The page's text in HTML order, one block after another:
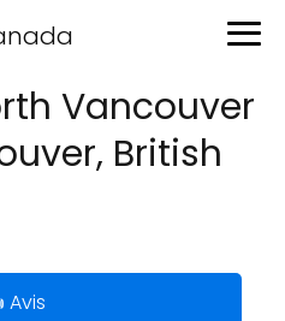
Vancouver
British
Avis